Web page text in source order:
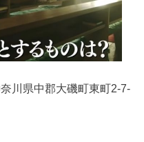
川県中郡大磯町東町2-7-